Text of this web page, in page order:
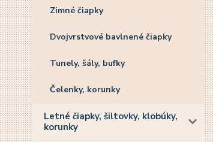
Zimné čiapky
Dvojvrstvové bavlnené čiapky
Tunely, šály, bufky
Čelenky, korunky
Letné čiapky, šiltovky, klobúky,
korunky